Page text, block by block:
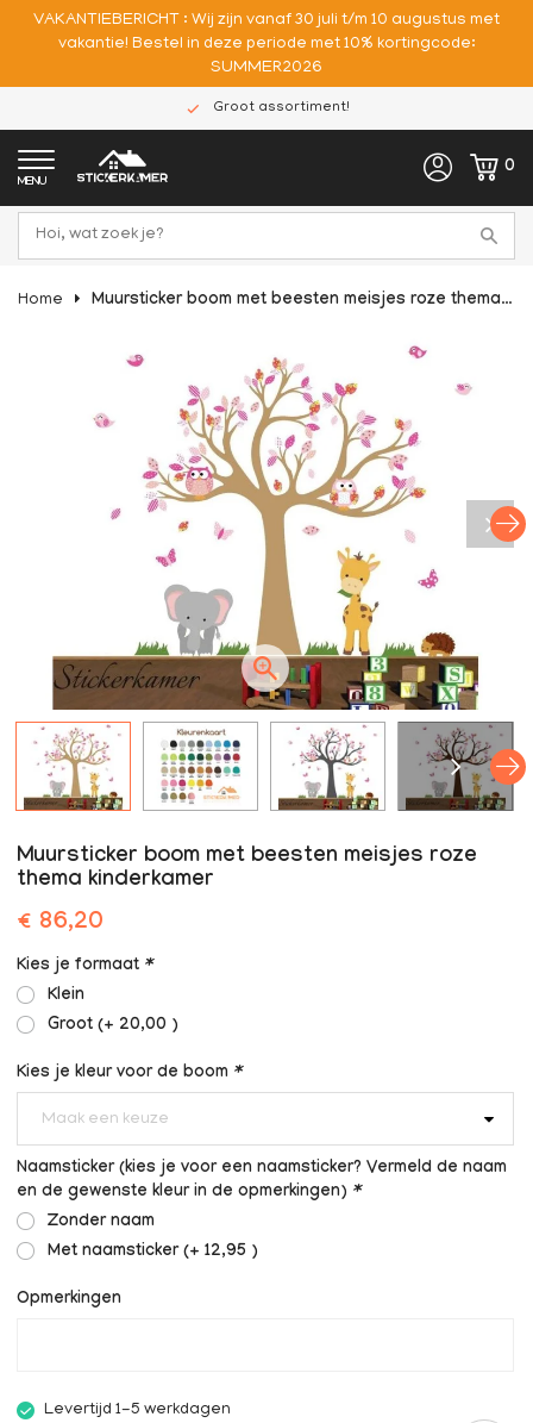
VAKANTIEBERICHT : Wij zijn vanaf 30 juli t/m 10 augustus met
vakantie! Bestel in deze periode met 10% kortingcode:
SUMMER2026
Groot assortiment!
MENU
0
Home Muursticker boom met beesten meisjes roze thema kinderkamer
Muursticker boom met beesten meisjes roze
thema kinderkamer
€ 86,20
Kies je formaat *
Klein
Groot (+ 20,00 )
Kies je kleur voor de boom *
Maak een keuze
Naamsticker (kies je voor een naamsticker? Vermeld de naam
en de gewenste kleur in de opmerkingen) *
Zonder naam
Met naamsticker (+ 12,95 )
Opmerkingen
Levertijd 1-5 werkdagen